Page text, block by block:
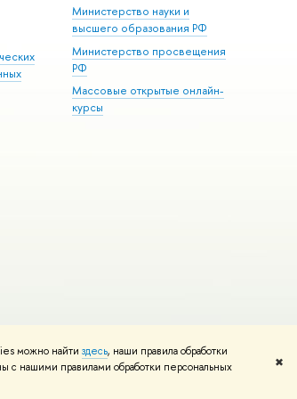
можно найти здесь, наши правила обработки
с нашими правилами обработки персональных
✖
Министерство науки и
высшего образования РФ
Министерство просвещения
РФ
Массовые открытые онлайн-
курсы
Редактору